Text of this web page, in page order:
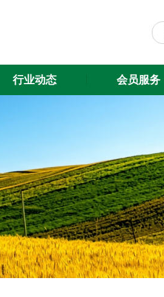
行业动态 会员服务